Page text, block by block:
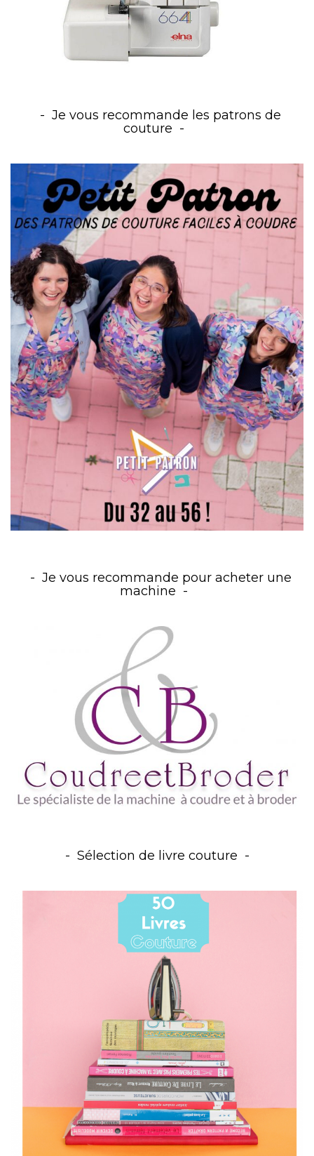
Je vous recommande les patrons de
couture
Je vous recommande pour acheter une
machine
Sélection de livre couture